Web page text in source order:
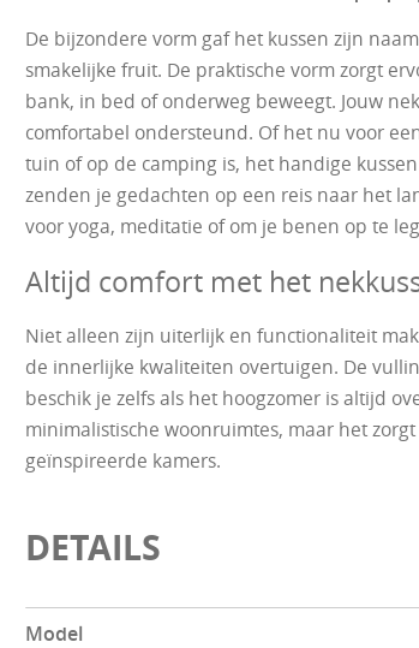
De bijzondere vorm gaf het kussen zijn
smakelijke fruit. De praktische vorm zorgt
bank, in bed of onderweg beweegt. Jouw
comfortabel ondersteund. Of het nu voor
tuin of op de camping is, het handige
zenden je gedachten op een reis naar het
voor yoga, meditatie of om je benen op te
Altijd comfort met het
Niet alleen zijn uiterlijk en functionaliteit
de innerlijke kwaliteiten overtuigen. De
beschik je zelfs als het hoogzomer is altijd
minimalistische woonruimtes, maar het
geïnspireerde kamers.
DETAILS
Model